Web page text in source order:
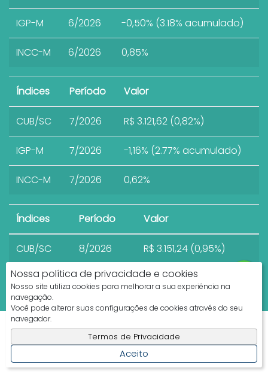
Nossa política de privacidade e cookies
Nosso site utiliza cookies para melhorar a sua experiência na
navegação.
Você pode alterar suas configurações de cookies através do seu
navegador.
Termos de Privacidade
Aceito
IGP-M 6/2026 -0,50% (3.18% acumulado)
INCC-M 6/2026 0,85%
Índices Período Valor
CUB/SC 7/2026 R$ 3.121,62 (0,82%)
IGP-M 7/2026 -1,16% (2.77% acumulado)
INCC-M 7/2026 0,62%
Índices Período Valor
CUB/SC 8/2026 R$ 3.151,24 (0,95%)
Apresenta.me ~ Plataforma Imobiliária
Copyright © 2026 ~ 0.0000s